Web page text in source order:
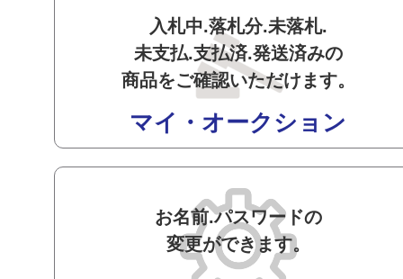
入札中.落札分.未落札.
未支払.支払済.発送済みの
商品をご確認いただけます。
マイ・オークション
お名前.パスワードの
変更ができます。